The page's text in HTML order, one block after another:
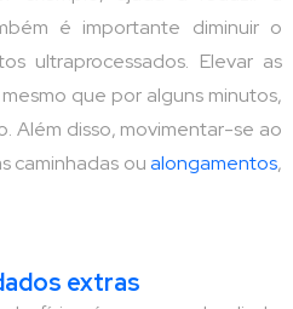
é importante diminuir o
ultraprocessados. Elevar as
que por alguns minutos,
Além disso, movimentar-se ao
caminhadas oualongamentos,
extras